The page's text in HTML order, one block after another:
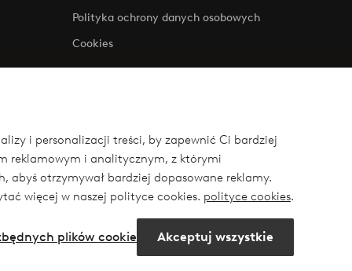
i personalizacji treści, by zapewnić Ci bardziej
reklamowym i analitycznym, z którymi
abyś otrzymywał bardziej dopasowane reklamy.
więcej w naszej polityce cookies. polityce cookies.
Akceptuj wszystkie
plików cookie
Polityka ochrony danych osobowych
Cookies